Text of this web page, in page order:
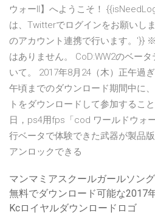
ウォーII】へようこそ！
は、Twitterでログインをお願いし
のアカウント連携で行います。'}}
はありません。 CoD:WW2のベー
いて。 2017年8月24（木）正午過
午頃までのダウンロード期間中に
トをダウンロードして参加するこ
日，ps4用fps「cod ワールドウォ
行ベータで体験できた武器が製品
アンロックできる
マンマミアスクールガールソン
無料でダウンロード可能な2017
Kcロイヤルダウンロードロゴ